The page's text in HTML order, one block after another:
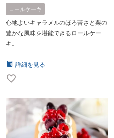
ロールケーキ
心地よいキャラメルのほろ苦さと栗の
豊かな風味を堪能できるロールケー
キ。
詳細を見る